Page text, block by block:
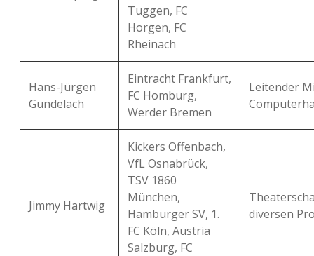
Tuggen, FC
Horgen, FC
Rheinach
Hans-Jürgen
Gundelach
Eintracht Frankfurt,
FC Homburg,
Werder Bremen
Leitender
Jimmy Hartwig
Kickers Offenbach,
VfL Osnabrück,
TSV 1860
München,
Hamburger SV, 1.
FC Köln, Austria
Salzburg, FC
diversen